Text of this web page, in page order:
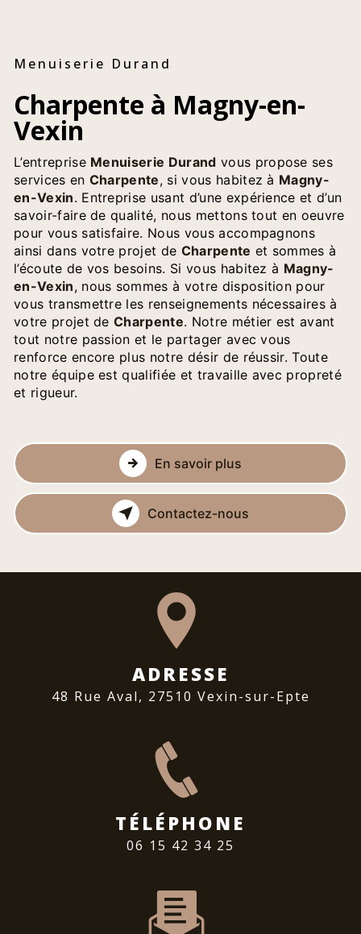
Menuiserie Durand
Charpente à Magny-en-
Vexin
L’entreprise Menuiserie Durand vous propose ses
services en Charpente, si vous habitez à Magny-
en-Vexin. Entreprise usant d’une expérience et d’un
savoir-faire de qualité, nous mettons tout en oeuvre
pour vous satisfaire. Nous vous accompagnons
ainsi dans votre projet de Charpente et sommes à
l’écoute de vos besoins. Si vous habitez à Magny-
en-Vexin, nous sommes à votre disposition pour
vous transmettre les renseignements nécessaires à
votre projet deCharpente. Notre métier est avant
tout notre passion et le partager avec vous
renforce encore plus notre désir de réussir. Toute
notre équipe est qualifiée et travaille avec propreté
et rigueur.
En savoir plus
Contactez-nous
ADRESSE
48 Rue Aval, 27510 Vexin-sur-Epte
TÉLÉPHONE
06 15 42 34 25